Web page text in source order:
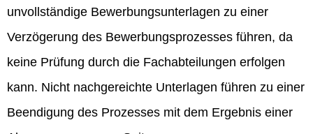
unvollständige Bewerbungsunterlagen zu einer
Verzögerung des Bewerbungsprozesses führen, da
keine Prüfung durch die Fachabteilungen erfolgen
kann. Nicht nachgereichte Unterlagen führen zu einer
Beendigung des Prozesses mit dem Ergebnis einer